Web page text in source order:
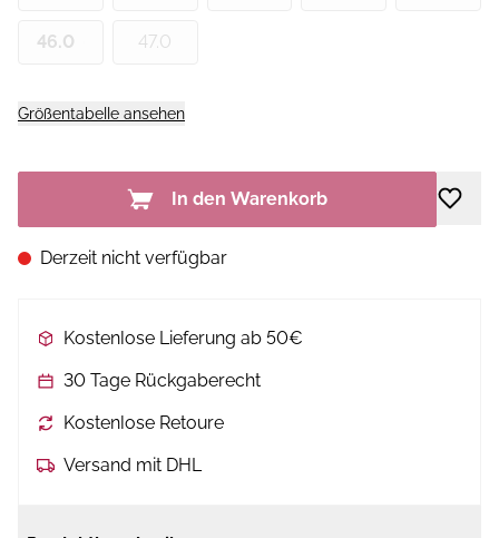
46.0 47.0
Größentabelle ansehen
In den Warenkorb
Derzeit nicht verfügbar
Kostenlose Lieferung ab 50€
30 Tage Rückgaberecht
Kostenlose Retoure
Versand mit DHL